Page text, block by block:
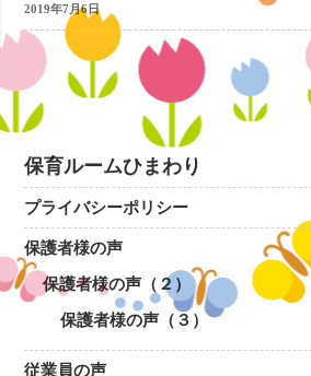
2019年7月6日
保育ルームひまわり
プライバシーポリシー
保護者様の声
保護者様の声（２）
保護者様の声（３）
従業員の声